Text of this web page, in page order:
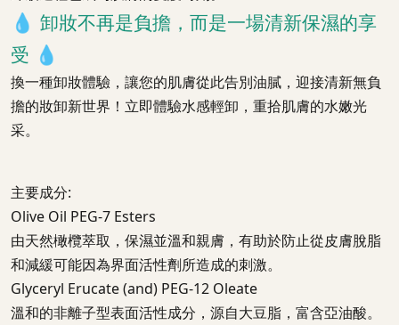
💧 卸妝不再是負擔，而是一場清新保濕的享
受 💧
換一種卸妝體驗，讓您的肌膚從此告別油膩，迎接清新無負
擔的妝卸新世界！立即體驗水感輕卸，重拾肌膚的水嫩光
采。
主要成分:
Olive Oil PEG-7 Esters
由天然橄欖萃取，保濕並溫和親膚，有助於防止從皮膚脫脂
和減緩可能因為界面活性劑所造成的刺激。
Glyceryl Erucate (and) PEG-12 Oleate
溫和的非離子型表面活性成分，源自大豆脂，富含亞油酸。